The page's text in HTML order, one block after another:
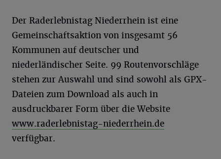
Der Raderlebnistag Niederrhein ist eine
Gemeinschaftsaktion von insgesamt 56
Kommunen auf deutscher und
niederländischer Seite. 99 Routenvorschläge
stehen zur Auswahl und sind sowohl als GPX-
Dateien zum Download als auch in
ausdruckbarer Form über die Website
www.raderlebnistag-niederrhein.de
verfügbar.